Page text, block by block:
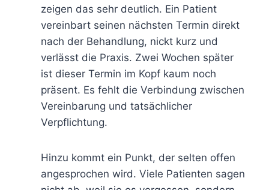
zeigen das sehr deutlich. Ein Patient
vereinbart seinen nächsten Termin direkt
nach der Behandlung, nickt kurz und
verlässt die Praxis. Zwei Wochen später
ist dieser Termin im Kopf kaum noch
präsent. Es fehlt die Verbindung zwischen
Vereinbarung und tatsächlicher
Verpflichtung.
Hinzu kommt ein Punkt, der selten offen
angesprochen wird. Viele Patienten sagen